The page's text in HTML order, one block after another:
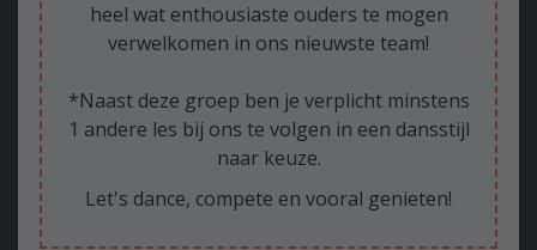
heel wat enthousiaste ouders te mogen
verwelkomen in ons nieuwste team!
*Naast deze groep ben je verplicht minstens
1 andere les bij ons te volgen in een dansstijl
naar keuze.
Let's dance, compete en vooral genieten!